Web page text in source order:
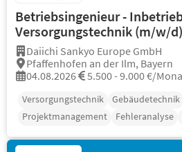
Betriebsingenieur -
Versorgungstechnik (m/w/d)
Daiichi Sankyo Europe GmbH
Pfaffenhofen an der Ilm, Bayern
04.08.2026
5.500 - 9.000 €/
Versorgungstechnik Gebäudetechnik
Projektmanagement
Fehleranalyse